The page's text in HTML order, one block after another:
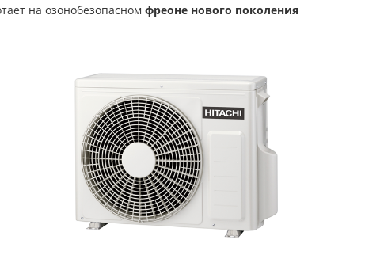
на озонобезопасном фреоне нового поколения